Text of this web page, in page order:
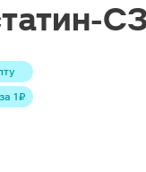
1 ₽